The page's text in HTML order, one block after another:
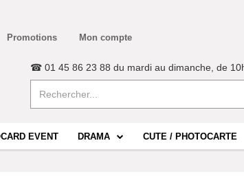
Promotions Mon compte
☎ 01 45 86 23 88 du mardi au dimanche, de
EVENT DRAMA CUTE / PHOTOCARTE